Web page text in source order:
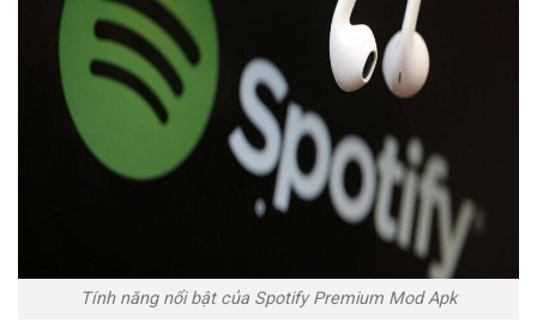
Tính năng nổi bật của Spotify Premium Mod Apk